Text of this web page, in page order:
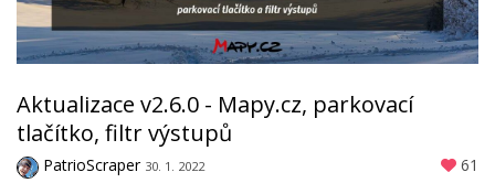
Aktualizace v2.6.0 - Mapy.cz, parkovací
tlačítko, filtr výstupů
PatrioScraper 30. 1. 2022
61